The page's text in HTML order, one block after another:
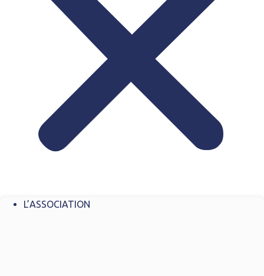
L’ASSOCIATION